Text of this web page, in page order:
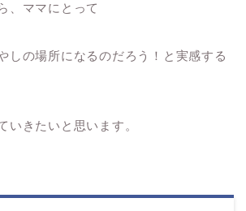
、ママにとって
しの場所になるのだろう！と実感する
いきたいと思います。